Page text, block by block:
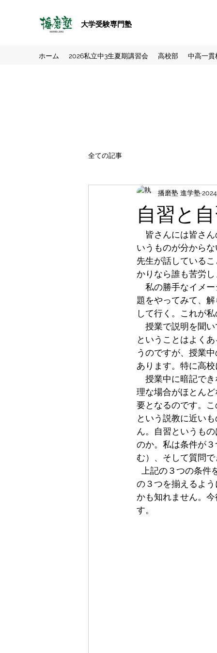
大学受験専門塾
ホーム 2026私立中3生夏期講習会 高校部 中高一貫
全ての記事
自習と
播磨塾 進学塾
皆さんには皆さん
いうものが分から
先生が話している
かりなら誰も苦労
私の勝手なイメー
題をやってみて、
して行く。これが
授業で説明を聞い
ということはよく
うのですが、授業
あります。特に高
授業中に暗記でき
理な場合がほとん
要となるのです。
という説教に近い
ん。自習というも
のか。私は条件が
む）、そして質問
の３つを揃えるよ
かも知れません。
す。